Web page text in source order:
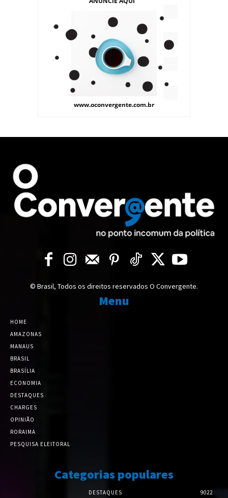
© Brasil, Todos os direitos reservados O Convergente.
Menu
HOME
AMAZONAS
MANAUS
BRASIL
BRASÍLIA
ECONOMIA
DESTAQUES
CHARGES
OPINIÃO
RORAIMA
PESQUISA ELEITORAL
Categorias populares
DESTAQUES 9022